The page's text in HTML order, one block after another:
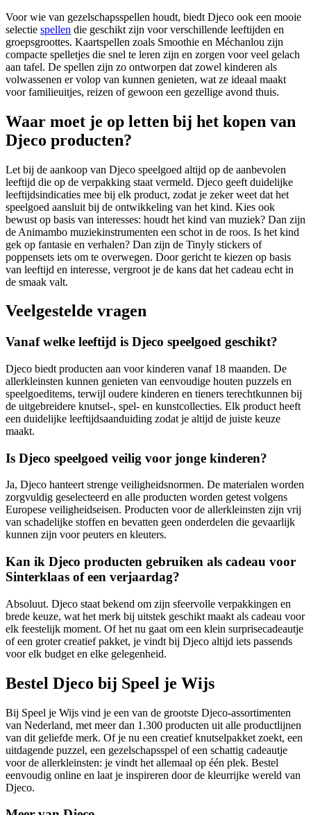
Voor wie van gezelschapsspellen houdt, biedt Djeco ook een mooie
selectie spellen die geschikt zijn voor verschillende leeftijden en
groepsgroottes. Kaartspellen zoals Smoothie en Méchanlou zijn
compacte spelletjes die snel te leren zijn en zorgen voor veel gelach
aan tafel. De spellen zijn zo ontworpen dat zowel kinderen als
volwassenen er volop van kunnen genieten, wat ze ideaal maakt
voor familieuitjes, reizen of gewoon een gezellige avond thuis.
Waar moet je op letten bij het kopen van
Djeco producten?
Let bij de aankoop van Djeco speelgoed altijd op de aanbevolen
leeftijd die op de verpakking staat vermeld. Djeco geeft duidelijke
leeftijdsindicaties mee bij elk product, zodat je zeker weet dat het
speelgoed aansluit bij de ontwikkeling van het kind. Kies ook
bewust op basis van interesses: houdt het kind van muziek? Dan zijn
de Animambo muziekinstrumenten een schot in de roos. Is het kind
gek op fantasie en verhalen? Dan zijn de Tinyly stickers of
poppensets iets om te overwegen. Door gericht te kiezen op basis
van leeftijd en interesse, vergroot je de kans dat het cadeau echt in
de smaak valt.
Veelgestelde vragen
Vanaf welke leeftijd is Djeco speelgoed geschikt?
Djeco biedt producten aan voor kinderen vanaf 18 maanden. De
allerkleinsten kunnen genieten van eenvoudige houten puzzels en
speelgoeditems, terwijl oudere kinderen en tieners terechtkunnen bij
de uitgebreidere knutsel-, spel- en kunstcollecties. Elk product heeft
een duidelijke leeftijdsaanduiding zodat je altijd de juiste keuze
maakt.
Is Djeco speelgoed veilig voor jonge kinderen?
Ja, Djeco hanteert strenge veiligheidsnormen. De materialen worden
zorgvuldig geselecteerd en alle producten worden getest volgens
Europese veiligheidseisen. Producten voor de allerkleinsten zijn vrij
van schadelijke stoffen en bevatten geen onderdelen die gevaarlijk
kunnen zijn voor peuters en kleuters.
Kan ik Djeco producten gebruiken als cadeau voor
Sinterklaas of een verjaardag?
Absoluut. Djeco staat bekend om zijn sfeervolle verpakkingen en
brede keuze, wat het merk bij uitstek geschikt maakt als cadeau voor
elk feestelijk moment. Of het nu gaat om een klein surprisecadeautje
of een groter creatief pakket, je vindt bij Djeco altijd iets passends
voor elk budget en elke gelegenheid.
Bestel Djeco bij Speel je Wijs
Bij Speel je Wijs vind je een van de grootste Djeco-assortimenten
van Nederland, met meer dan 1.300 producten uit alle productlijnen
van dit geliefde merk. Of je nu een creatief knutselpakket zoekt, een
uitdagende puzzel, een gezelschapsspel of een schattig cadeautje
voor de allerkleinsten: je vindt het allemaal op één plek. Bestel
eenvoudig online en laat je inspireren door de kleurrijke wereld van
Djeco.